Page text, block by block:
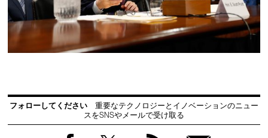
フォローしてください
重要なテクノロジーとイノベーションのニュー
スをSNSやメールで受け取る